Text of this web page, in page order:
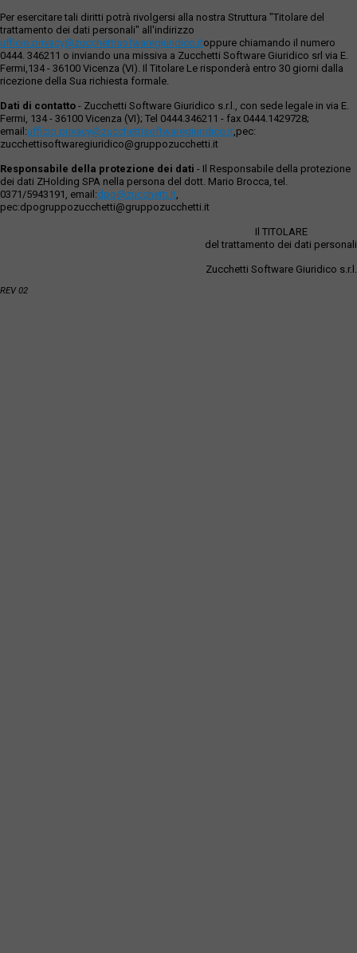
Per esercitare tali diritti potrà rivolgersi alla nostra Struttura "Titolare del
trattamento dei dati personali" all'indirizzo
ufficio.privacy@zucchettisofwaregiuridico.itoppure chiamando il numero
0444. 346211 o inviando una missiva a Zucchetti Software Giuridico srl via E.
Fermi,134 - 36100 Vicenza (VI). Il Titolare Le risponderà entro 30 giorni dalla
ricezione della Sua richiesta formale.
Dati di contatto - Zucchetti Software Giuridico s.r.l., con sede legale in via E.
Fermi, 134 - 36100 Vicenza (VI); Tel 0444.346211 - fax 0444.1429728;
email:ufficio.privacy@zucchettisoftwaregiuridico.it,pec:
zucchettisoftwaregiuridico@gruppozucchetti.it
Responsabile della protezione dei dati - Il Responsabile della protezione
dei dati ZHolding SPA nella persona del dott. Mario Brocca, tel.
0371/5943191, email:dpo@zucchetti.it,
pec:dpogruppozucchetti@gruppozucchetti.it
Il TITOLARE
del trattamento dei dati personali
Zucchetti Software Giuridico s.r.l.
REV 02